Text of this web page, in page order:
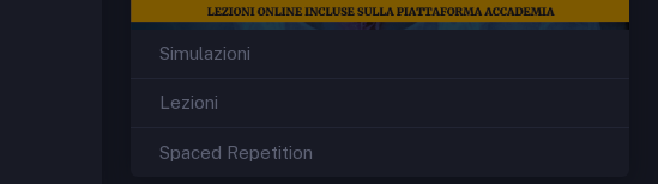
Simulazioni
Lezioni
Spaced Repetition